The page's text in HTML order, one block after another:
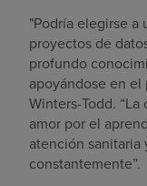
"Podría elegirse a
proyectos de
profundo
apoyándose en
Winters-Todd.
amor por el
atención
constantemente”.